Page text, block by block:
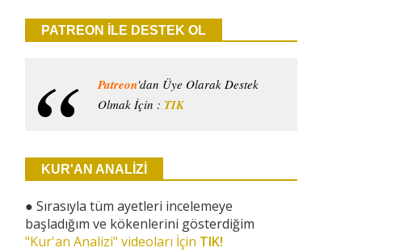
PATREON İLE DESTEK OL
Patreon'dan Üye Olarak Destek
Olmak İçin : TIK
KUR'AN ANALİZİ
●Sırasıyla tüm ayetleri incelemeye
başladığım ve kökenlerini gösterdiğim
"Kur'an Analizi" videoları İçin TIK!